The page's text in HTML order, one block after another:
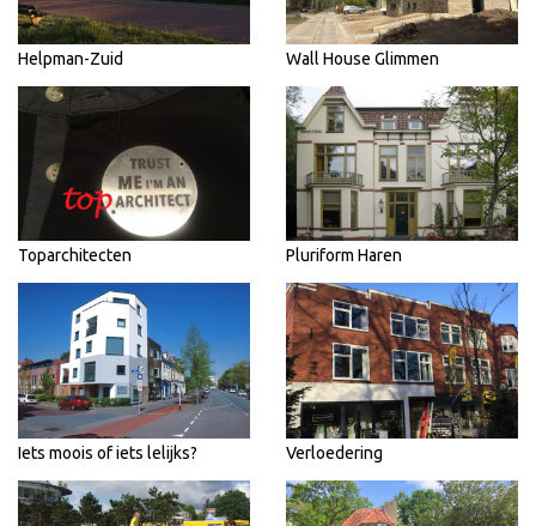
Helpman-Zuid Wall House Glimmen
Toparchitecten Pluriform Haren
Iets moois of iets lelijks? Verloedering